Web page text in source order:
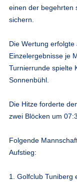
einen der begehrten
sichern.
Die Wertung
Einzelergebnisse je
Turnierrunde spielte
Sonnenbühl.
Die Hitze forderte
zwei Blöcken um
Folgende
Aufstieg:
1. Golfclub Tuniberg